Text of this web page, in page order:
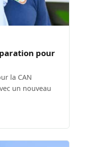
pour
la CAN
un nouveau